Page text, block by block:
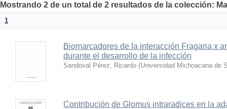
Mostrando 2 de un total de 2 resultados de la colección:
1
Biomarcadores de la interacción Fragaria x
durante el desarrollo de la infección
Sandoval Pérez, Ricardo (Universidad Michoacana de
Contribución de Glomus intraradices en la